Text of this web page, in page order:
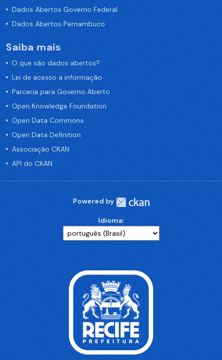
Dados Abertos Governo Federal
Dados Abertos Pernambuco
Saiba mais
O que são dados abertos?
Lei de acesso a informação
Parceria para Governo Aberto
Open Knowledge Foundation
Open Data Commons
Open Data Definition
Associação CKAN
API do CKAN
Powered by
Idioma